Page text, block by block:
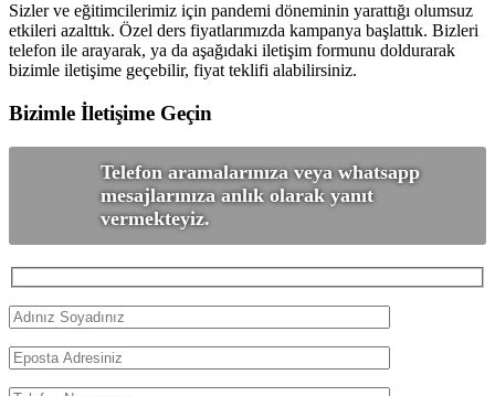
Sizler ve eğitimcilerimiz için pandemi döneminin yarattığı olumsuz
etkileri azalttık. Özel ders fiyatlarımızda kampanya başlattık. Bizleri
telefon ile arayarak, ya da aşağıdaki iletişim formunu doldurarak
bizimle iletişime geçebilir, fiyat teklifi alabilirsiniz.
Bizimle İletişime Geçin
Telefon aramalarınıza veya whatsapp
mesajlarınıza anlık olarak yanıt
vermekteyiz.